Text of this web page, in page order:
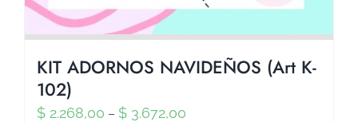
KIT ADORNOS NAVIDEÑOS (Art K-
102)
$ 2.268,00 – $ 3.672,00